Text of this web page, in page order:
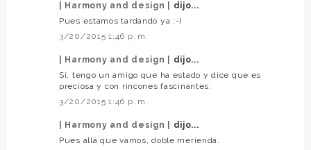
| Harmony and design |
dijo...
Pues estamos tardando ya :-)
3/20/2015 1:46 p. m.
| Harmony and design |
dijo...
Sí, tengo un amigo que ha estado y dice que es
preciosa y con rincones fascinantes.
3/20/2015 1:46 p. m.
| Harmony and design |
dijo...
Pues allá que vamos, doble merienda.